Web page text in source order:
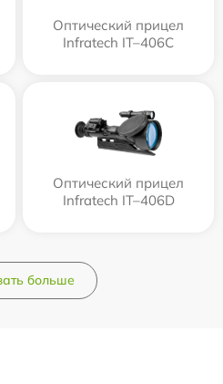
Оптический прицел
Infratech IT–406С
Оптический прицел
Infratech IT–406D
больше